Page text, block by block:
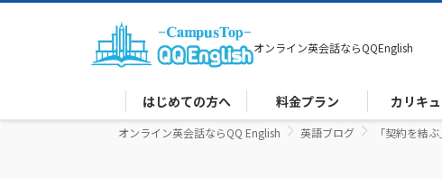
オンライン英会話ならQQEnglish
はじめての方へ 料金プラン カリキ
オンライン英会話ならQQ English 英語ブログ 「契約を結